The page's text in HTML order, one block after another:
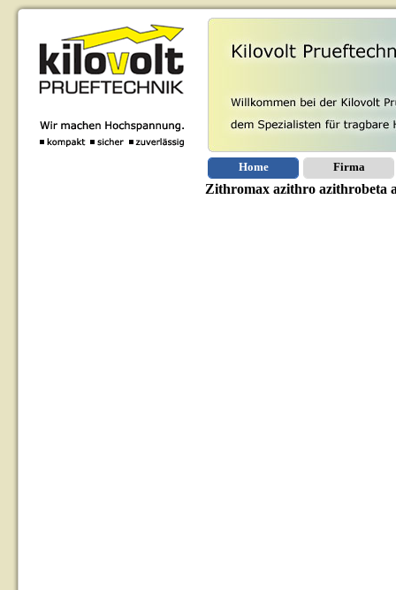
Home Firma
Zithromax azithro azithrobeta